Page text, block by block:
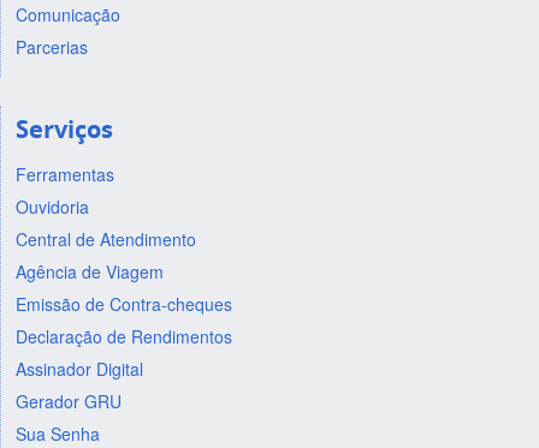
Comunicação
Parcerias
Serviços
Ferramentas
Ouvidoria
Central de Atendimento
Agência de Viagem
Emissão de Contra-cheques
Declaração de Rendimentos
Assinador Digital
Gerador GRU
Sua Senha